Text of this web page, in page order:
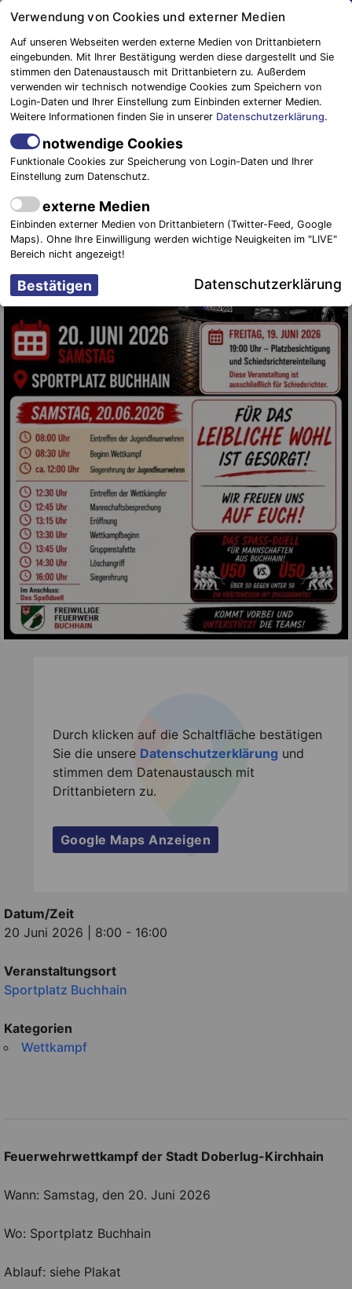
Springe
Inhalt
Blaulichtreport
Elbe-Elster
FEUERWEHRWETTKAMPF DER STADT
DOBERLUG-KIRCHHAIN
Durch klicken auf die Schaltfläche bestätigen
Sie die unsere Datenschutzerklärung und
stimmen dem Datenaustausch mit
Drittanbietern zu.
Google Maps Anzeigen
Datum/Zeit
20 Juni 2026 | 8:00 - 16:00
Veranstaltungsort
Sportplatz Buchhain
Kategorien
Wettkampf
Feuerwehrwettkampf der Stadt Doberlug-Kirchhain
Wann: Samstag, den 20. Juni 2026
Wo: Sportplatz Buchhain
Ablauf: siehe Plakat
Verwendung von Cookies und externer Medien
Auf unseren Webseiten werden externe Medien von Drittanbietern
eingebunden. Mit Ihrer Bestätigung werden diese dargestellt und Sie
stimmen den Datenaustausch mit Drittanbietern zu. Außerdem
verwenden wir technisch notwendige Cookies zum Speichern von
Login-Daten und Ihrer Einstellung zum Einbinden externer Medien.
Weitere Informationen finden Sie in unserer Datenschutzerklärung.
notwendige Cookies
Funktionale Cookies zur Speicherung von Login-Daten und Ihrer
Einstellung zum Datenschutz.
externe Medien
Einbinden externer Medien von Drittanbietern (Twitter-Feed, Google
Maps). Ohne Ihre Einwilligung werden wichtige Neuigkeiten im "LIVE"
Bereich nicht angezeigt!
Datenschutzerklärung